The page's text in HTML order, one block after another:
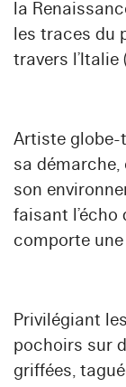
la
les traces du
travers l’Italie
Artiste globe-
sa
son
faisant
comporte
Privilégiant
pochoirs sur
griffées,